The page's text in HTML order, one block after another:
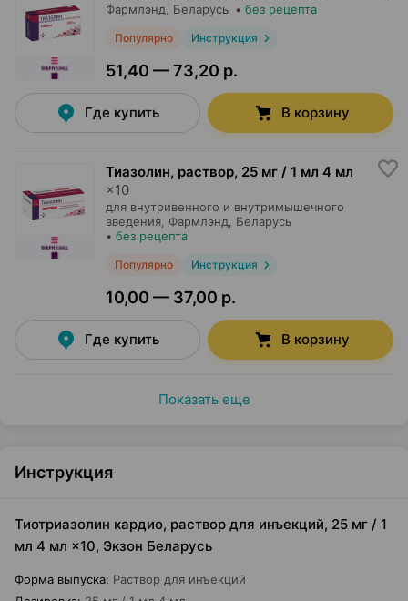
Фармлэнд , Беларусь • без рецепта
Популярно Инструкция
51,40 — 73,20 р.
Где купить В корзину
Тиазолин, раствор, 25 мг / 1 мл 4 мл
×10
для внутривенного и внутримышечного
введения, Фармлэнд , Беларусь
• без рецепта
Популярно Инструкция
10,00 — 37,00 р.
Где купить В корзину
Показать еще
Инструкция
Тиотриазолин кардио, раствор для инъекций, 25 мг / 1
мл 4 мл ×10, Экзон Беларусь
Форма выпуска: Раствор для инъекций